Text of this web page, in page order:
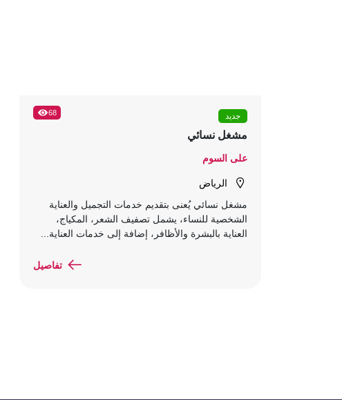
68 جديد
مشغل نسائي
على السوم
الرياض
مشغل نسائي يُعنى بتقديم خدمات التجميل والعناية
الشخصية للنساء، يشمل تصفيف الشعر، المكياج،
العناية بالبشرة والأظافر، إضافة إلى خدمات العناية...
تفاصيل